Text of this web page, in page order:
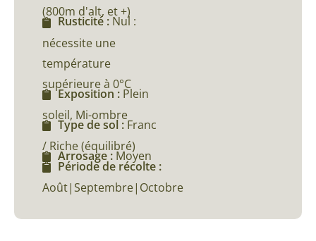
(800m d'alt, et +)
Rusticité : Nul :
nécessite une
température
supérieure à 0°C
Exposition : Plein
soleil, Mi-ombre
Type de sol : Franc
/ Riche (équilibré)
Arrosage : Moyen
Période de récolte :
Août|Septembre|Octobre